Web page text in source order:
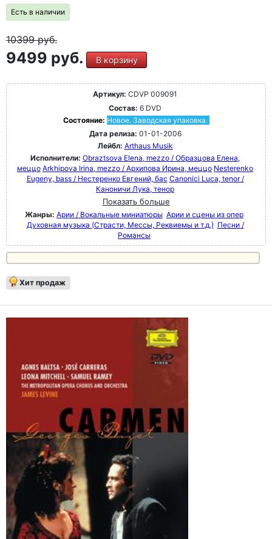
Есть в наличии
10399руб.
9499 руб. В корзину
Артикул: CDVP 009091
Состав: 6 DVD
Состояние: Новое. Заводская упаковка.
Дата релиза: 01-01-2006
Лейбл: Arthaus Musik
Исполнители: Obraztsova Elena, mezzo / Образцова Елена,
меццо Arkhipova Irina, mezzo / Архипова Ирина, меццо Nesterenko
Eugeny, bass / Нестеренко Евгений, бас Canonici Luca, tenor /
Каноничи Лука, тенор
Показать больше
Жанры: Арии / Вокальные миниатюры Арии и сцены из опер
Духовная музыка (Страсти, Мессы, Реквиемы и т.д.) Песни /
Романсы
Хит продаж